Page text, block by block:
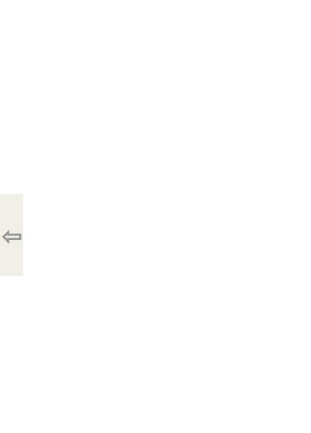
⇦